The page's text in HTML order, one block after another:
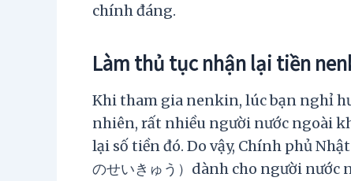
chính đáng.
Làm thủ tục nhận lại tiền
Khi tham gia nenkin, lúc bạn nghỉ
nhiên, rất nhiều người nước ngoài
lại số tiền đó. Do vậy, Chính phủ Nhật
のせいきゅう）dành cho người